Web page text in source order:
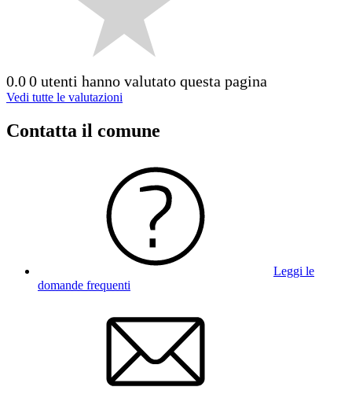
0.00 utenti hanno valutato questa pagina
Vedi tutte le valutazioni
Contatta il comune
Leggi le
domande frequenti